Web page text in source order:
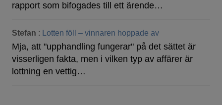
rapport som bifogades till ett ärende…
Stefan : Lotten föll – vinnaren hoppade av
Mja, att "upphandling fungerar" på det sättet är
visserligen fakta, men i vilken typ av affärer är
lottning en vettig…